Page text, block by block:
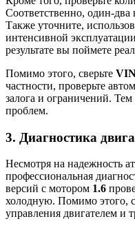
Соответственно, один-два
Также уточните,
интенсивной
результате вы поймете
Помимо этого, сверьте
частности, проверьте
залога и ограничений.
проблем.
3. Диагностика
Несмотря на надежность
профессиональная
версий с мотором 1.6
холодную. Помимо этого,
управления двигателем и